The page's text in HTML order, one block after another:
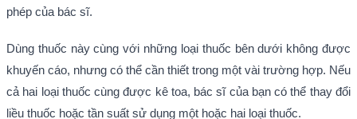
phép của bác sĩ.
Dùng thuốc này cùng với những loại thuốc bên dưới không được
khuyến cáo, nhưng có thể cần thiết trong một vài trường hợp. Nếu
cả hai loại thuốc cùng được kê toa, bác sĩ của bạn có thể thay đổi
liều thuốc hoặc tần suất sử dụng một hoặc hai loại thuốc.